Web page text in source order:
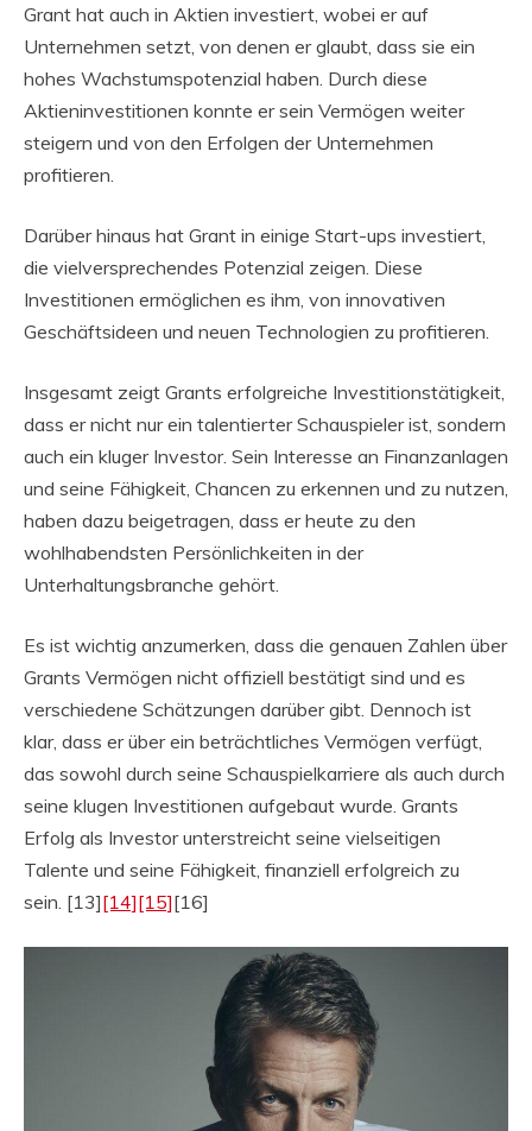
Grant hat auch in Aktien investiert, wobei er auf
Unternehmen setzt, von denen er glaubt, dass sie ein
hohes Wachstumspotenzial haben. Durch diese
Aktieninvestitionen konnte er sein Vermögen weiter
steigern und von den Erfolgen der Unternehmen
profitieren.
Darüber hinaus hat Grant in einige Start-ups investiert,
die vielversprechendes Potenzial zeigen. Diese
Investitionen ermöglichen es ihm, von innovativen
Geschäftsideen und neuen Technologien zu profitieren.
Insgesamt zeigt Grants erfolgreiche Investitionstätigkeit,
dass er nicht nur ein talentierter Schauspieler ist, sondern
auch ein kluger Investor. Sein Interesse an Finanzanlagen
und seine Fähigkeit, Chancen zu erkennen und zu nutzen,
haben dazu beigetragen, dass er heute zu den
wohlhabendsten Persönlichkeiten in der
Unterhaltungsbranche gehört.
Es ist wichtig anzumerken, dass die genauen Zahlen über
Grants Vermögen nicht offiziell bestätigt sind und es
verschiedene Schätzungen darüber gibt. Dennoch ist
klar, dass er über ein beträchtliches Vermögen verfügt,
das sowohl durch seine Schauspielkarriere als auch durch
seine klugen Investitionen aufgebaut wurde. Grants
Erfolg als Investor unterstreicht seine vielseitigen
Talente und seine Fähigkeit, finanziell erfolgreich zu
sein. [13][14][15][16]